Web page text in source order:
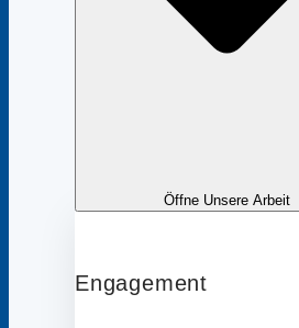
Öffne Unsere Arbeit
Engagement